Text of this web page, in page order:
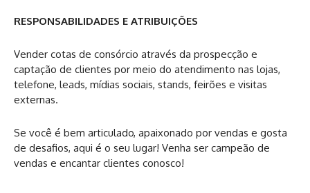
RESPONSABILIDADES E ATRIBUIÇÕES
Vender cotas de consórcio através da prospecção e
captação de clientes por meio do atendimento nas lojas,
telefone, leads, mídias sociais, stands, feirões e visitas
externas.
Se você é bem articulado, apaixonado por vendas e gosta
de desafios, aqui é o seu lugar! Venha ser campeão de
vendas e encantar clientes conosco!